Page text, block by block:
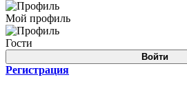
Мой профиль
Гости
Войти
Регистрация